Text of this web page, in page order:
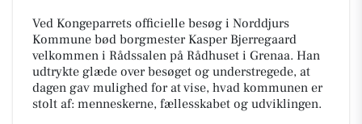
Ved Kongeparrets officielle besøg i Norddjurs
Kommune bød borgmester Kasper Bjerregaard
velkommen i Rådssalen på Rådhuset i Grenaa. Han
udtrykte glæde over besøget og understregede, at
dagen gav mulighed for at vise, hvad kommunen er
stolt af: menneskerne, fællesskabet og udviklingen.